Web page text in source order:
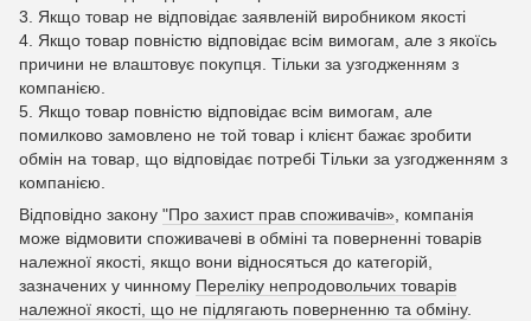
3. Якщо товар не відповідає заявленій виробником якості
4. Якщо товар повністю відповідає всім вимогам, але з якоїсь
причини не влаштовує покупця. Тільки за узгодженням з
компанією.
5. Якщо товар повністю відповідає всім вимогам, але
помилково замовлено не той товар і клієнт бажає зробити
обмін на товар, що відповідає потребі Тільки за узгодженням з
компанією.
Відповідно закону "Про захист прав споживачів» , компанія
може відмовити споживачеві в обміні та поверненні товарів
належної якості, якщо вони відносяться до категорій,
зазначених у чинному Переліку непродовольчих товарів
належної якості, що не підлягають поверненню та обміну.